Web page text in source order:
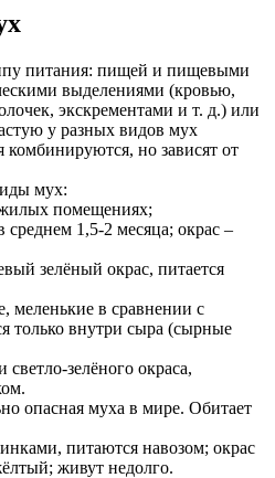
питания: пищей и пищевыми
выделениями (кровью,
экскрементами и т. д.) или
у разных видов мух
но зависят от
мух:
помещениях;
1,5-2 месяца; окрас –
зелёный окрас, питается
меленькие в сравнении с
внутри сыра (сырные
зелёного окраса,
опасная муха в мире. Обитает
питаются навозом; окрас
живут недолго.